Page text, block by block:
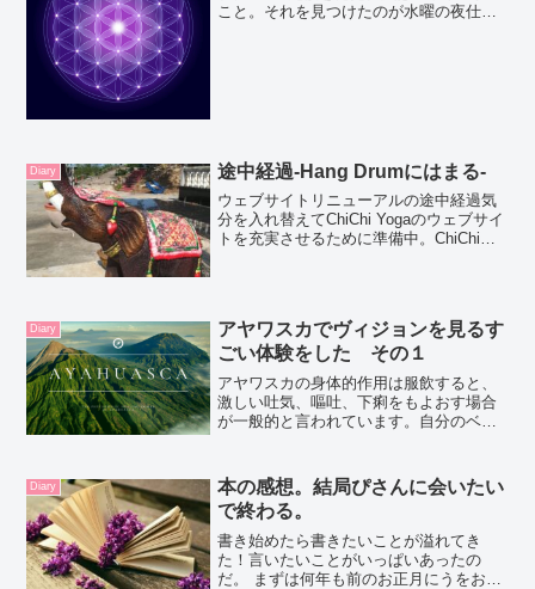
こと。それを見つけたのが水曜の夜仕事
Diary 途中経過‐Hang Drumにはまる‐
ウェブサイトリニューアルの途中経過気
分を入れ替えてChiChi Yogaのウェブサイ
トを充実させるために準備中。ChiChi
Diary
アヤワスカでヴィジョンを見るす
ごい体験をした その１
アヤワスカの身体的作用は服飲すると、
激しい吐気、嘔吐、下痢をもよおす場合
が一般的と言われています。自分のベッ
の中にぽつんと立つセンターまではるば
る来て、ドキドキと興奮の入り混じった
気持ち。
Diary
本の感想。結局ぴさんに会いたい
で終わる。
書き始めたら書きたいことが溢れてき
た！言いたいことがいっぱいあったの
だ。 まずは何年も前のお正月にうをおお